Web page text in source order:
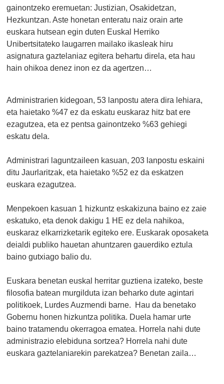
gainontzeko eremuetan: Justizian, Osakidetzan,
Hezkuntzan. Aste honetan enteratu naiz orain arte
euskara hutsean egin duten Euskal Herriko
Unibertsitateko laugarren mailako ikasleak hiru
asignatura gaztelaniaz egitera behartu direla, eta hau
hain ohikoa denez inon ez da agertzen…
Administrarien kidegoan, 53 lanpostu atera dira lehiara,
eta haietako %47 ez da eskatu euskaraz hitz bat ere
ezagutzea, eta ez pentsa gainontzeko %63 gehiegi
eskatu dela.
Administrari laguntzaileen kasuan, 203 lanpostu eskaini
ditu Jaurlaritzak, eta haietako %52 ez da eskatzen
euskara ezagutzea.
Menpekoen kasuan 1 hizkuntz eskakizuna baino ez zaie
eskatuko, eta denok dakigu 1 HE ez dela nahikoa,
euskaraz elkarrizketarik egiteko ere. Euskarak oposaketa
deialdi publiko hauetan ahuntzaren gauerdiko eztula
baino gutxiago balio du.
Euskara benetan euskal herritar guztiena izateko, beste
filosofia batean murgilduta izan beharko dute agintari
politikoek, Lurdes Auzmendi barne. Hau da benetako
Gobernu honen hizkuntza politika. Duela hamar urte
baino tratamendu okerragoa ematea. Horrela nahi dute
administrazio elebiduna sortzea? Horrela nahi dute
euskara gaztelaniarekin parekatzea? Benetan zaila…